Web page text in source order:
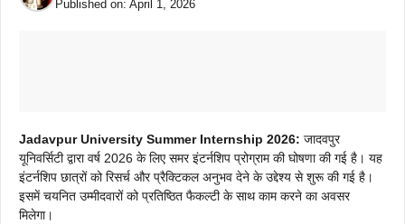
Published on: April 1, 2026
Jadavpur University Summer Internship 2026: जादवपुर
यूनिवर्सिटी द्वारा वर्ष 2026 के लिए समर इंटर्नशिप प्रोग्राम की घोषणा की गई है। यह
इंटर्नशिप छात्रों को रिसर्च और प्रैक्टिकल अनुभव देने के उद्देश्य से शुरू की गई है।
इसमें चयनित उम्मीदवारों को प्रतिष्ठित फैकल्टी के साथ काम करने का अवसर
मिलेगा।